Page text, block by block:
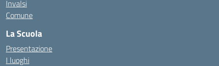
Invalsi
Comune
La Scuola
Presentazione
I luoghi